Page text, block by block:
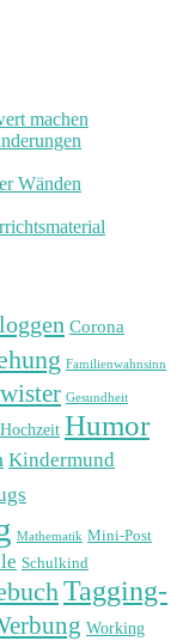
machen
Wänden
Corona
Familienwahnsinn
Gesundheit
Hochzeit Humor
Kindermund
Mathematik Mini-Post
Schulkind
Tagging-
Working